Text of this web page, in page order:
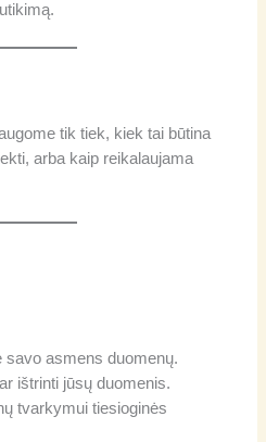
tik tiek, kiek tai būtina
arba kaip reikalaujama
savo asmens duomenų.
ištrinti jūsų duomenis.
tvarkymui tiesioginės